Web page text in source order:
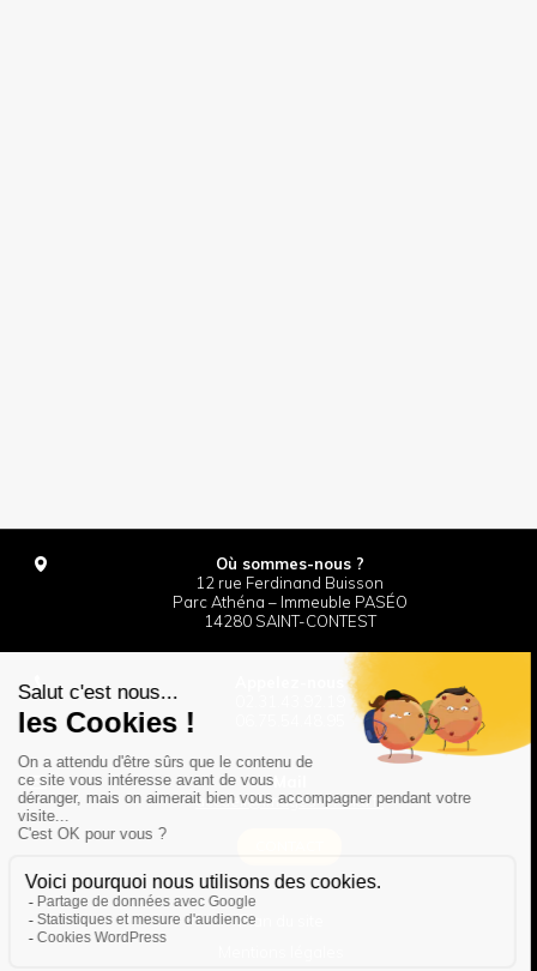
Où sommes-nous ?
12 rue Ferdinand Buisson
Parc Athéna – Immeuble PASÉO
14280 SAINT-CONTEST
Mail
accueil@images-in-situ.fr
Plan du site